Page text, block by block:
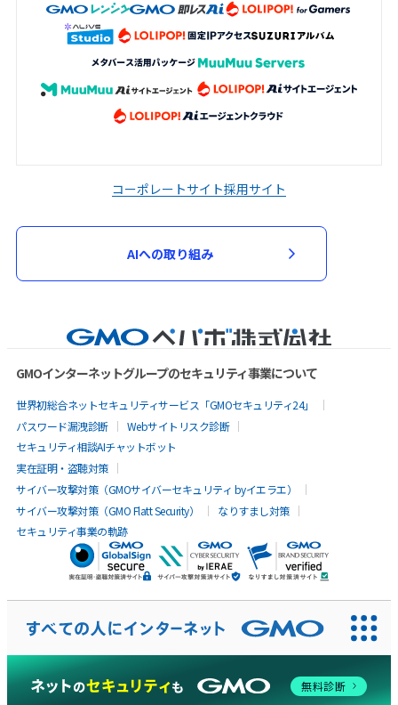
コーポレートサイト採用サイト
AIへの取り組み
GMOインターネットグループのセキュリティ事業について
世界初総合ネットセキュリティサービス「GMOセキュリティ24」
パスワード漏洩診断
Webサイトリスク診断
セキュリティ相談AIチャットボット
実在証明・盗聴対策
サイバー攻撃対策（GMOサイバーセキュリティ byイエラエ）
サイバー攻撃対策（GMO Flatt Security）
なりすまし対策
セキュリティ事業の軌跡
AIに聞いてみる 無料診断